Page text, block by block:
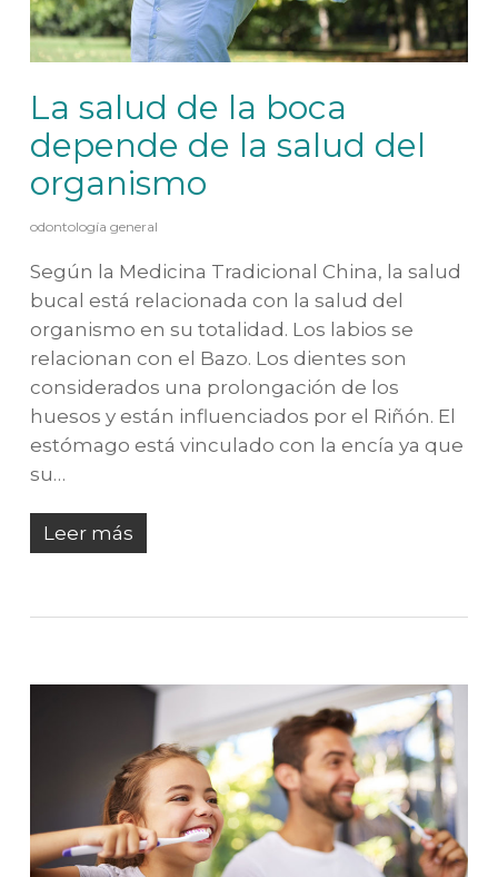
La salud de la boca
depende de la salud del
organismo
odontología general
Según la Medicina Tradicional China, la salud
bucal está relacionada con la salud del
organismo en su totalidad. Los labios se
relacionan con el Bazo. Los dientes son
considerados una prolongación de los
huesos y están influenciados por el Riñón. El
estómago está vinculado con la encía ya que
su…
Leer más